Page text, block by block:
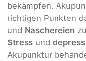
bekämpfen.
richtigen Punkten
und Naschereien
Stress und
Akupunktur